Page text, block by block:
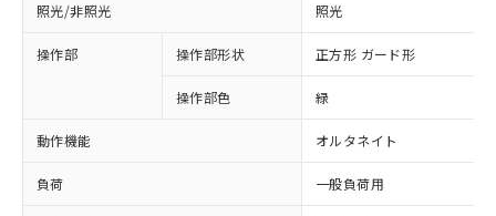
照光/非照光 照光
操作部 操作部形状 正方形 ガード形
操作部色 緑
動作機能 オルタネイト
負荷 一般負荷用